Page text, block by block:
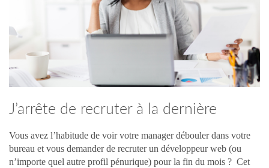
J’arrête de recruter à la dernière
minute !
Vous avez l’habitude de voir votre manager débouler dans votre
bureau et vous demander de recruter un développeur web (ou
n’importe quel autre profil pénurique) pour la fin du mois ? Cet